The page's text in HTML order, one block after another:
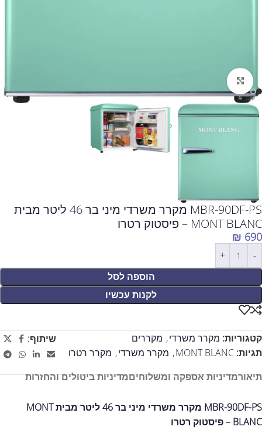
MBR-90DF-PS מקרר משרדי מיני בר 46 ליטר מבית
MONT BLANC – פיסטוק רטרו
₪ 690
הוספה לסל
לקנות עכשיו
קטגוריות: מקרר משרדי, מקררים
תגיות: MONT BLANC
, מקרר משרדי, מקרר רטרו
שיתוף:
תיאורמדיניות אספקה ומשלוחיםמדיניות ביטולים והחזרות
MBR-90DF-PS מקרר משרדי מיני בר 46 ליטר מבית MONT
BLANC – פיסטוק רטרו
לחצו להגדלה